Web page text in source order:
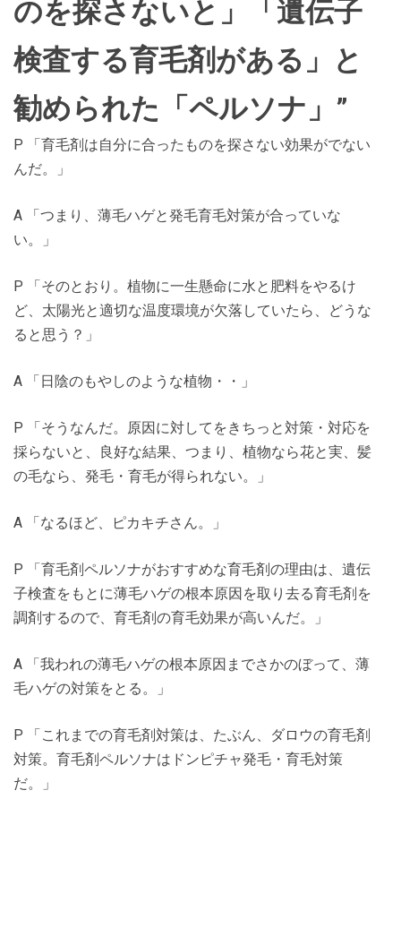
のを探さないと」「遺伝子
検査する育毛剤がある」と
勧められた「ペルソナ」”
P 「育毛剤は自分に合ったものを探さない効果がでない
んだ。」
A 「つまり、薄毛ハゲと発毛育毛対策が合っていな
い。」
P 「そのとおり。植物に一生懸命に水と肥料をやるけ
ど、太陽光と適切な温度環境が欠落していたら、どうな
ると思う？」
A 「日陰のもやしのような植物・・」
P 「そうなんだ。原因に対してをきちっと対策・対応を
採らないと、良好な結果、つまり、植物なら花と実、髪
の毛なら、発毛・育毛が得られない。」
A 「なるほど、ピカキチさん。」
P 「育毛剤ペルソナがおすすめな育毛剤の理由は、遺伝
子検査をもとに薄毛ハゲの根本原因を取り去る育毛剤を
調剤するので、育毛剤の育毛効果が高いんだ。」
A 「我われの薄毛ハゲの根本原因までさかのぼって、薄
毛ハゲの対策をとる。」
P 「これまでの育毛剤対策は、たぶん、ダロウの育毛剤
対策。育毛剤ペルソナはドンピチャ発毛・育毛対策
だ。」